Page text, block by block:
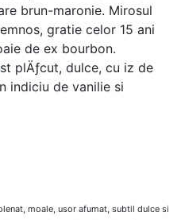
brun-maronie. Mirosul
gratie celor 15 ani
de ex bourbon.
plÄƒcut, dulce, cu iz de
indiciu de vanilie si
moale, usor afumat, subtil dulce si